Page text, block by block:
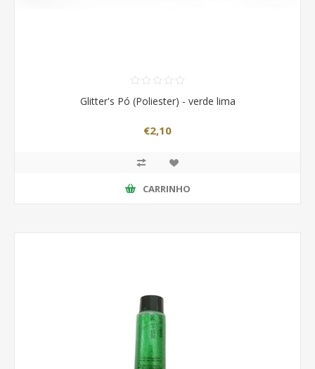
Glitter's Pó (Poliester) - verde lima
€2,10
CARRINHO